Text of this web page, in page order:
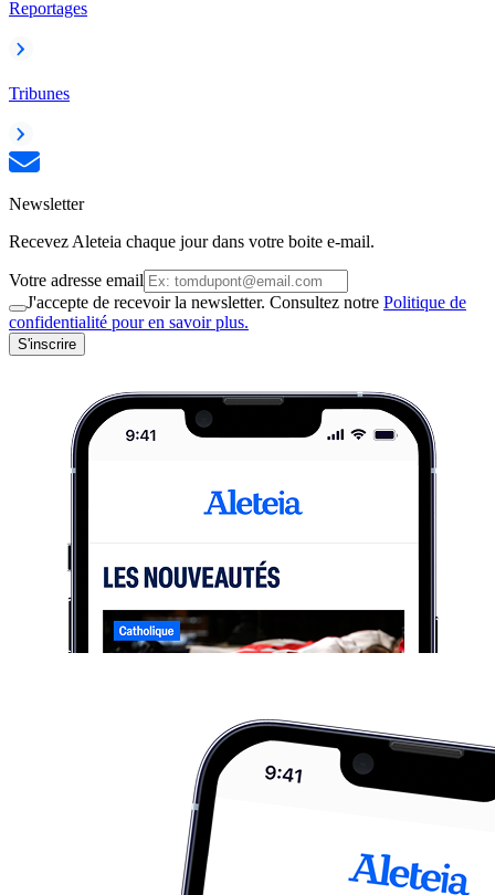
Reportages
Tribunes
Newsletter
Recevez Aleteia chaque jour dans votre boite e-mail.
Votre adresse email
J'accepte de recevoir la newsletter. Consultez notre Politique de
confidentialité pour en savoir plus.
S'inscrire